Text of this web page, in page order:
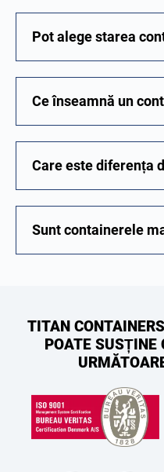
Pot alege starea
Ce înseamnă un
Care este diferența
Sunt containerele
TITAN
POATE SUSȚINE